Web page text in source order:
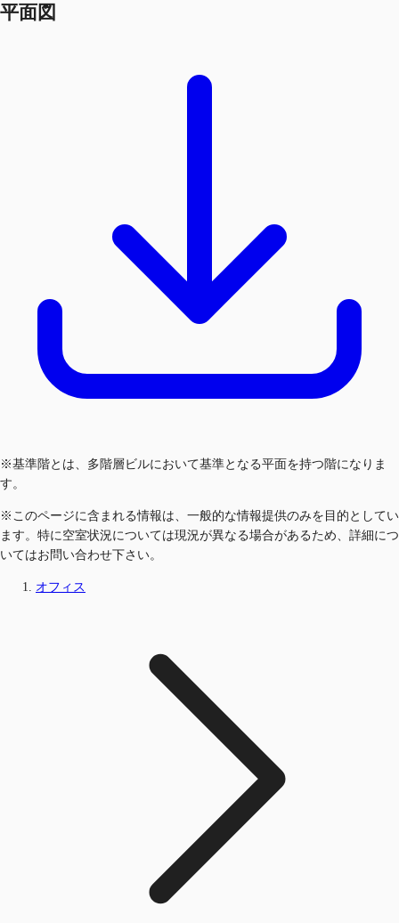
平面図
※基準階とは、多階層ビルにおいて基準となる平面を持つ階になりま
す。
※このページに含まれる情報は、一般的な情報提供のみを目的としてい
ます。特に空室状況については現況が異なる場合があるため、詳細につ
いてはお問い合わせ下さい。
オフィス